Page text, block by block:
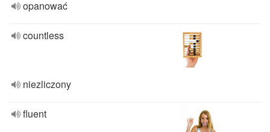
opanować
countless
niezliczony
fluent